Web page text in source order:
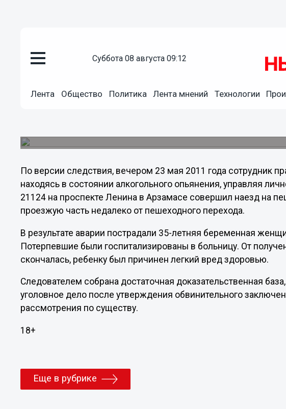
суббота 08 августа 09:12
Лента Общество Политика Лента мнений Технологии
30.08.2011 23:34
В Арзамасе под суд пойдет
беременную женщину
По версии следствия, вечером 23 мая 2011 года сотрудник
находясь в состоянии алкогольного опьянения, управляя
21124 на проспекте Ленина в Арзамасе совершил наезд на
проезжую часть недалеко от пешеходного перехода.
В результате аварии пострадали 35-летняя беременная
Потерпевшие были госпитализированы в больницу. От
скончалась, ребенку был причинен легкий вред здоровью.
Следователем собрана достаточная доказательственная
уголовное дело после утверждения обвинительного
рассмотрения по существу.
18+
Еще в рубрике